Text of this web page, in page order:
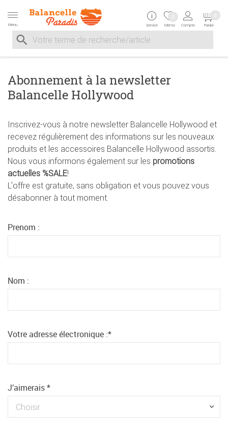
Zum Inhalt springen
Menu
Suche nach
Suche im Shop, nach der Eingabe von 3 Buchstaben
Service Mémo
0
Compte Panier
0
Abonnement à la newsletter
Balancelle Hollywood
Inscrivez-vous à notre newsletter Balancelle Hollywood et
recevez régulièrement des informations sur les nouveaux
produits et les accessoires Balancelle Hollywood assortis.
Nous vous informons également sur les promotions
actuelles %SALE!
L'offre est gratuite, sans obligation et vous pouvez vous
désabonner à tout moment.
Prenom :
Nom :
Votre adresse électronique :*
J’aimerais*